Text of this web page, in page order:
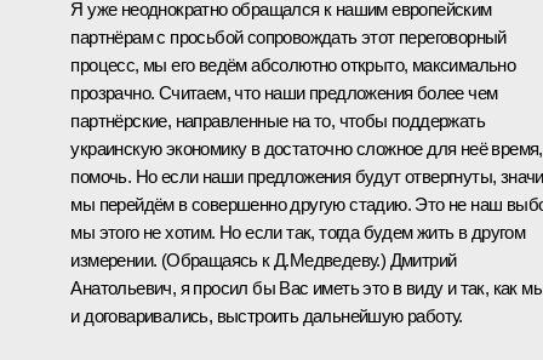
Я уже неоднократно обращался к нашим европейским
партнёрам с просьбой сопровождать этот переговорный
процесс, мы его ведём абсолютно открыто, максимально
прозрачно. Считаем, что наши предложения более чем
партнёрские, направленные на то, чтобы поддержать
украинскую экономику в достаточно сложное для неё время,
помочь. Но если наши предложения будут отвергнуты,
мы перейдём в совершенно другую стадию. Это не наш
мы этого не хотим. Но если так, тогда будем жить в другом
измерении. (Обращаясь к Д.Медведеву.) Дмитрий
Анатольевич, я просил бы Вас иметь это в виду и так, как
и договаривались, выстроить дальнейшую работу.